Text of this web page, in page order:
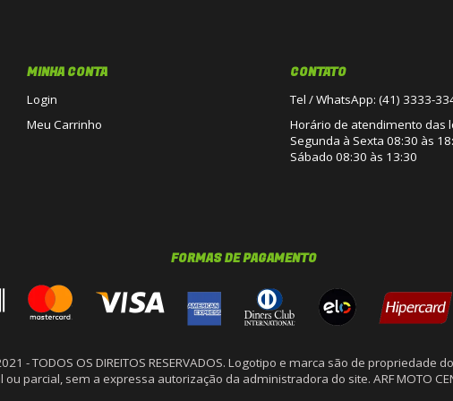
MINHA CONTA
Login
Meu Carrinho
CONTATO
Tel / WhatsApp: (41) 3333-
Horário de atendimento das
Segunda à Sexta 08:30 às
Sábado 08:30 às 13:30
FORMAS DE PAGAMENTO
- TODOS OS DIREITOS RESERVADOS. Logotipo e marca são de propriedade
parcial, sem a expressa autorização da administradora do site. ARF MOTO